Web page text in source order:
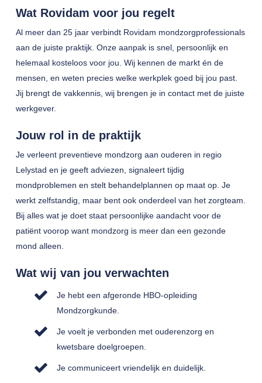
Wat Rovidam voor jou regelt
Al meer dan 25 jaar verbindt Rovidam mondzorgprofessionals
aan de juiste praktijk. Onze aanpak is snel, persoonlijk en
helemaal kosteloos voor jou. Wij kennen de markt én de
mensen, en weten precies welke werkplek goed bij jou past.
Jij brengt de vakkennis, wij brengen je in contact met de juiste
werkgever.
Jouw rol in de praktijk
Je verleent preventieve mondzorg aan ouderen in regio
Lelystad en je geeft adviezen, signaleert tijdig
mondproblemen en stelt behandelplannen op maat op. Je
werkt zelfstandig, maar bent ook onderdeel van het zorgteam.
Bij alles wat je doet staat persoonlijke aandacht voor de
patiënt voorop want mondzorg is meer dan een gezonde
mond alleen.
Wat wij van jou verwachten
Je hebt een afgeronde HBO-opleiding
Mondzorgkunde.
Je voelt je verbonden met ouderenzorg en
kwetsbare doelgroepen.
Je communiceert vriendelijk en duidelijk.